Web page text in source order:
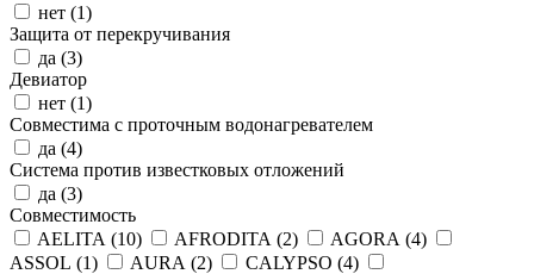
нет (1)
Защита от перекручивания
да (3)
Девиатор
нет (1)
Совместима с проточным водонагревателем
да (4)
Система против известковых отложений
да (3)
Совместимость
AELITA (10) AFRODITA (2) AGORA (4)
ASSOL (1) AURA (2) CALYPSO (4)